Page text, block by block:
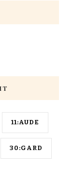
11:AUDE
30:GARD